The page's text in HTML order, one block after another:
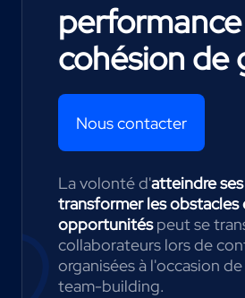
cohésion de
Nous contacter
La volonté d'atteindre
transformer les obstacles
opportunitéspeut se
collaborateurs lors de
organisées à l'occasion
team-building.